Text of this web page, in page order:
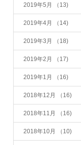
2019年5月 （13)
2019年4月 （14)
2019年3月 （18)
2019年2月 （17)
2019年1月 （16)
2018年12月 （16)
2018年11月 （16)
2018年10月 （10)